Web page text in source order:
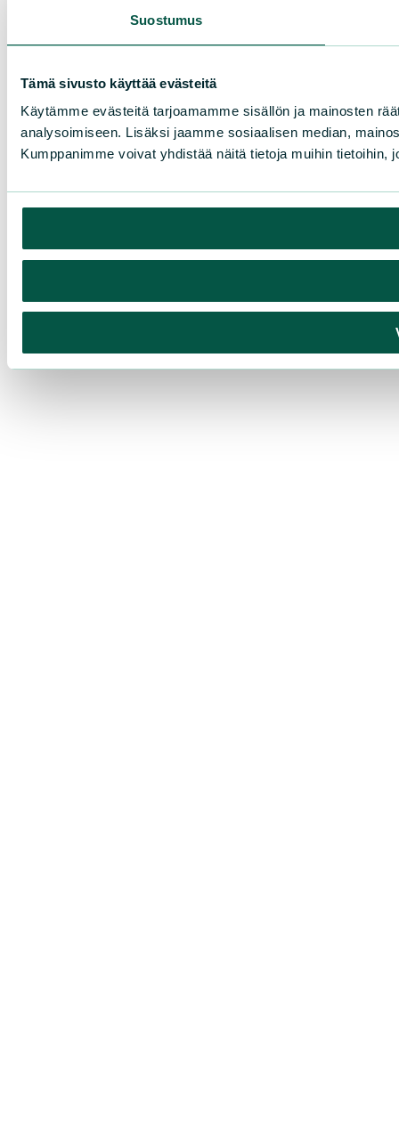
Suostumus
Tämä sivusto käyttää evästeitä
Käytämme evästeitä tarjoamamme sisällön ja mainosten
analysoimiseen. Lisäksi jaamme sosiaalisen median,
Kumppanimme voivat yhdistää näitä tietoja muihin tietoihin,